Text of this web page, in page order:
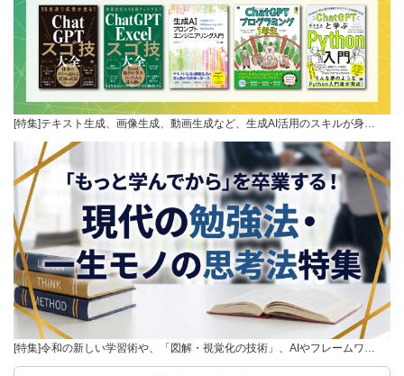
[特集]テキスト生成、画像生成、動画生成など、生成AI活用のスキルが身…
[特集]令和の新しい学習術や、「図解・視覚化の技術」、AIやフレームワ…